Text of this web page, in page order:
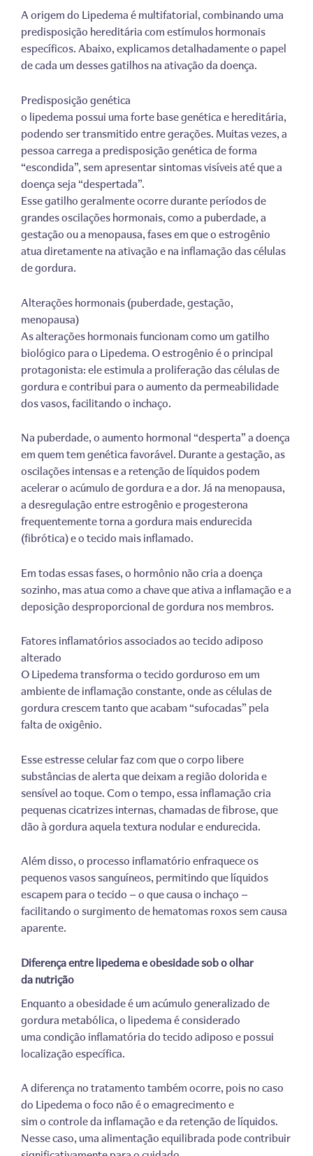
A origem do Lipedema é multifatorial, combinando uma
predisposição hereditária com estímulos hormonais
específicos. Abaixo, explicamos detalhadamente o papel
de cada um desses gatilhos na ativação da doença.
Predisposição genética
o lipedema possui uma forte base genética e hereditária,
podendo ser transmitido entre gerações. Muitas vezes, a
pessoa carrega a predisposição genética de forma
“escondida”, sem apresentar sintomas visíveis até que a
doença seja “despertada”.
Esse gatilho geralmente ocorre durante períodos de
grandes oscilações hormonais, como a puberdade, a
gestação ou a menopausa, fases em que o estrogênio
atua diretamente na ativação e na inflamação das células
de gordura.
Alterações hormonais (puberdade, gestação,
menopausa)
As alterações hormonais funcionam como um gatilho
biológico para o Lipedema. O estrogênio é o principal
protagonista: ele estimula a proliferação das células de
gordura e contribui para o aumento da permeabilidade
dos vasos, facilitando o inchaço.
Na puberdade, o aumento hormonal “desperta” a doença
em quem tem genética favorável. Durante a gestação, as
oscilações intensas e a retenção de líquidos podem
acelerar o acúmulo de gordura e a dor. Já na menopausa,
a desregulação entre estrogênio e progesterona
frequentemente torna a gordura mais endurecida
(fibrótica) e o tecido mais inflamado.
Em todas essas fases, o hormônio não cria a doença
sozinho, mas atua como a chave que ativa a inflamação e a
deposição desproporcional de gordura nos membros.
Fatores inflamatórios associados ao tecido adiposo
alterado
O Lipedema transforma o tecido gorduroso em um
ambiente de inflamação constante, onde as células de
gordura crescem tanto que acabam “sufocadas” pela
falta de oxigênio.
Esse estresse celular faz com que o corpo libere
substâncias de alerta que deixam a região dolorida e
sensível ao toque. Com o tempo, essa inflamação cria
pequenas cicatrizes internas, chamadas de fibrose, que
dão à gordura aquela textura nodular e endurecida.
Além disso, o processo inflamatório enfraquece os
pequenos vasos sanguíneos, permitindo que líquidos
escapem para o tecido — o que causa o inchaço —
facilitando o surgimento de hematomas roxos sem causa
aparente.
Diferença entre lipedema e obesidade sob o olhar
da nutrição
Enquanto a obesidade é um acúmulo generalizado de
gordura metabólica, o lipedema é considerado
uma condição inflamatória do tecido adiposo e possui
localização específica.
A diferença no tratamento também ocorre, pois no caso
do Lipedema o foco não é o emagrecimento e
sim o controle da inflamação e da retenção de líquidos.
Nesse caso, uma alimentação equilibrada pode contribuir